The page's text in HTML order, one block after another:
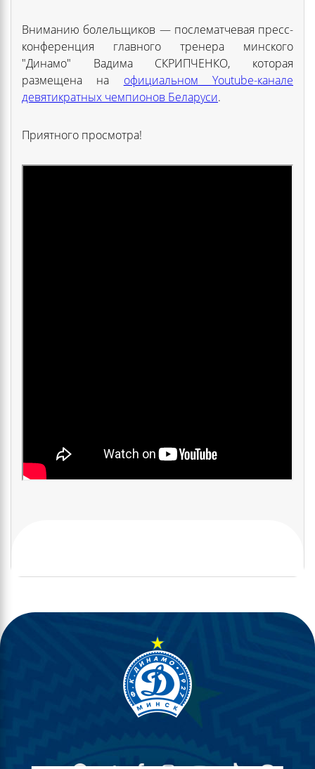
Вниманию болельщиков — послематчевая пресс-
конференция главного тренера минского
"Динамо" Вадима СКРИПЧЕНКО, которая
размещена на официальном Youtube-канале
девятикратных чемпионов Беларуси.
Приятного просмотра!